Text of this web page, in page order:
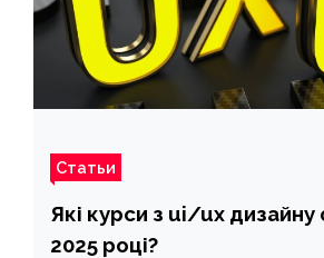
Статьи
Які курси з ui/ux дизайну
2025 році?